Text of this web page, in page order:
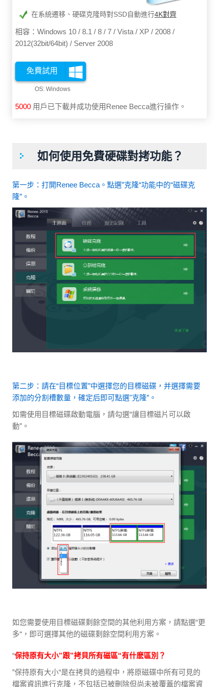
在系統遷移、硬碟克隆時對SSD自動進行4K對齊
相容：Windows 10 / 8.1 / 8 / 7 / Vista / XP / 2008 /
2012(32bit/64bit) / Server 2008
免費試用
5003 用戶已下載并成功使用Renee Becca進行操作。
如何使用免費硬碟對拷功能？
第一步：打開Renee Becca。點選”克隆“功能中的“磁碟克
隆”。
第二步：請在“目標位置”中選擇您的目標磁碟，并選擇需要
添加的分割槽數量，確定后即可點選"克隆”。
如需使用目標磁碟啟動電腦，請勾選“讓目標磁片可以啟
動”。
如您需要使用目標磁碟剩餘空間的其他利用方案，請點選“更
多“，即可選擇其他的磁碟剩餘空間利用方案。
“保持原有大小”跟”拷貝所有磁區“有什麽區別？
”保持原有大小“是在拷貝的過程中，將原磁碟中所有可見的
檔案資訊進行克隆，不包括已被刪除但尚未被覆蓋的檔案資